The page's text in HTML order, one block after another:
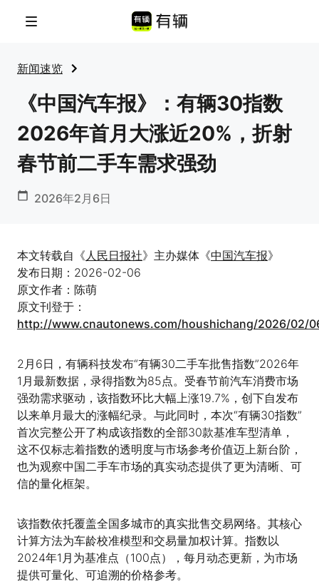
菜单
新闻速览
《中国汽车报》：有辆30指数
2026年首月大涨近20%，折射
春节前二手车需求强劲
2026年2月6日
本文转载自《人民日报社》主办媒体《中国汽车报》
发布日期：2026-02-06
原文作者：陈萌
原文刊登于：
http://www.cnautonews.com/houshichang/2026/02/
2月6日，有辆科技发布“有辆30二手车批售指数”2026年
1月最新数据，录得指数为85点。受春节前汽车消费市场
强劲需求驱动，该指数环比大幅上涨19.7%，创下自发布
以来单月最大的涨幅纪录。与此同时，本次“有辆30指数”
首次完整公开了构成该指数的全部30款基准车型清单，
这不仅标志着指数的透明度与市场参考价值迈上新台阶，
也为观察中国二手车市场的真实动态提供了更为清晰、可
信的量化框架。
该指数依托覆盖全国多城市的真实批售交易网络。其核心
计算方法为车龄校准模型和交易量加权计算。指数以
2024年1月为基准点（100点），每月动态更新，为市场
提供可量化、可追溯的价格参考。